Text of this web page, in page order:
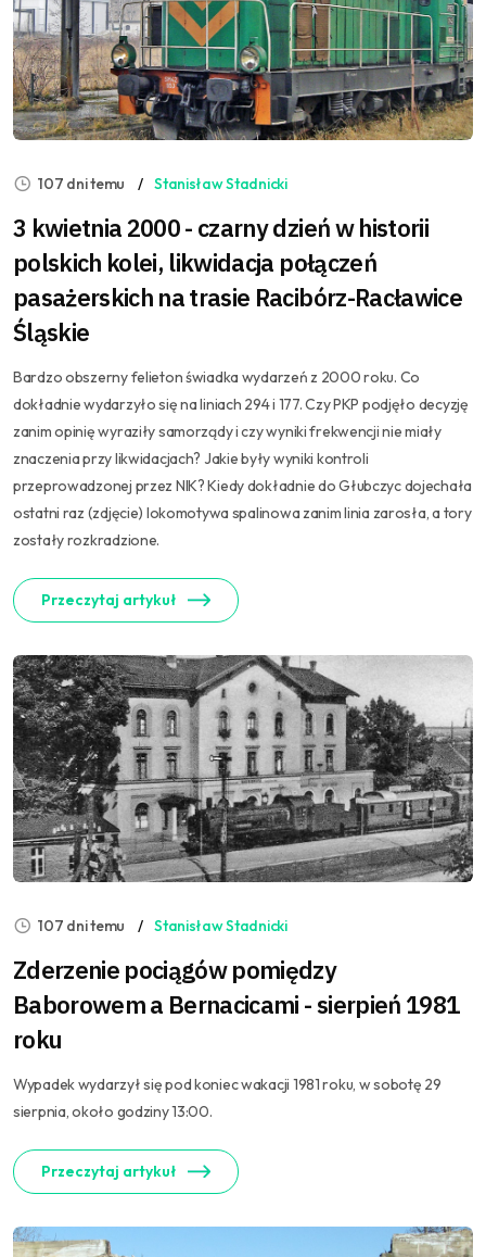
107 dni temu Stanisław Stadnicki
3 kwietnia 2000 - czarny dzień w historii
polskich kolei, likwidacja połączeń
pasażerskich na trasie Racibórz-Racławice
Śląskie
Bardzo obszerny felieton świadka wydarzeń z 2000 roku. Co
dokładnie wydarzyło się na liniach 294 i 177. Czy PKP podjęło decyzję
zanim opinię wyraziły samorządy i czy wyniki frekwencji nie miały
znaczenia przy likwidacjach? Jakie były wyniki kontroli
przeprowadzonej przez NIK? Kiedy dokładnie do Głubczyc dojechała
ostatni raz (zdjęcie) lokomotywa spalinowa zanim linia zarosła, a tory
zostały rozkradzione.
Przeczytaj artykuł
107 dni temu Stanisław Stadnicki
Zderzenie pociągów pomiędzy
Baborowem a Bernacicami - sierpień 1981
roku
Wypadek wydarzył się pod koniec wakacji 1981 roku, w sobotę 29
sierpnia, około godziny 13:00.
Przeczytaj artykuł